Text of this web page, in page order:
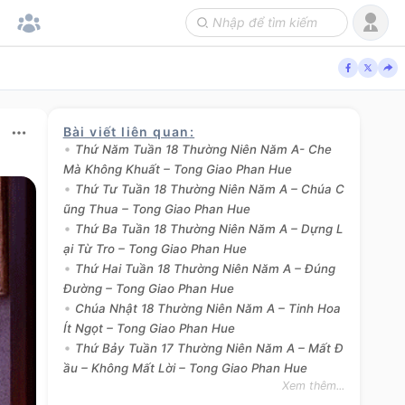
Bài viết liên quan :
Thứ Năm Tuần 18 Thường Niên Năm A- Che
Mà Không Khuất – Tong Giao Phan Hue
Thứ Tư Tuần 18 Thường Niên Năm A – Chúa C
ũng Thua – Tong Giao Phan Hue
Thứ Ba Tuần 18 Thường Niên Năm A – Dựng L
ại Từ Tro – Tong Giao Phan Hue
Thứ Hai Tuần 18 Thường Niên Năm A – Đúng
Đường – Tong Giao Phan Hue
Chúa Nhật 18 Thường Niên Năm A – Tinh Hoa
Ít Ngọt – Tong Giao Phan Hue
Thứ Bảy Tuần 17 Thường Niên Năm A – Mất Đ
ầu – Không Mất Lời – Tong Giao Phan Hue
Xem thêm...